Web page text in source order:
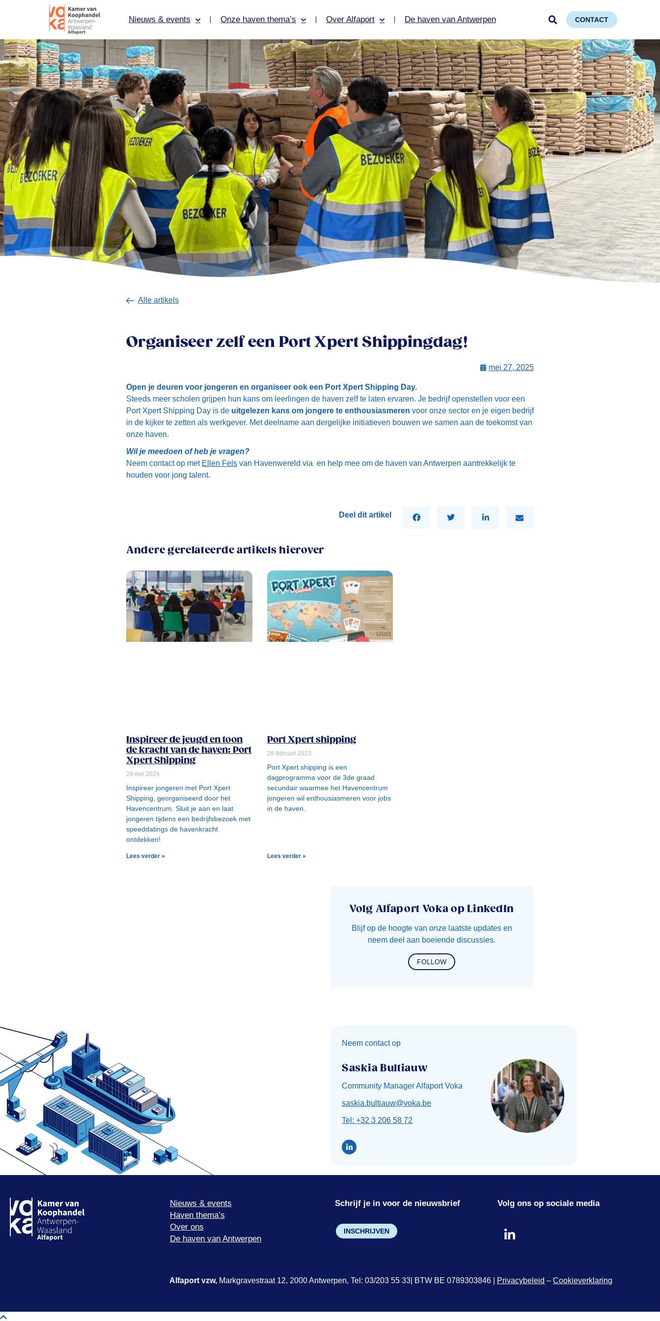
Nieuws & events Onze haven thema’s Over Alfaport De haven van Antwerpen CONTACT
Alle artikels
Organiseer zelf een Port Xpert Shippingdag!
mei 27, 2025
Open je deuren voor jongeren en organiseer ook een Port Xpert Shipping Day.
Steeds meer scholen grijpen hun kans om leerlingen de haven zelf te laten ervaren. Je bedrijf openstellen voor een
Port Xpert Shipping Day is de uitgelezen kans om jongere te enthousiasmeren voor onze sector en je eigen bedrijf
in de kijker te zetten als werkgever. Met deelname aan dergelijke initiatieven bouwen we samen aan de toekomst van
onze haven.
Wil je meedoen of heb je vragen?
Neem contact op met Ellen Fels van Havenwereld via en help mee om de haven van Antwerpen aantrekkelijk te
houden voor jong talent.
Deel dit artikel
Andere gerelateerde artikels hierover
Inspireer de jeugd en toon
de kracht van de haven: Port
Xpert Shipping
29 mei 2024
Inspireer jongeren met Port Xpert
Shipping, georganiseerd door het
Havencentrum. Sluit je aan en laat
jongeren tijdens een bedrijfsbezoek met
speeddatings de havenkracht
ontdekken!
Lees verder »
Port Xpert shipping
28 februari 2023
Port Xpert shipping is een
dagprogramma voor de 3de graad
secundair waarmee het Havencentrum
jongeren wil enthousiasmeren voor jobs
in de haven.
Lees verder »
Volg Alfaport Voka op LinkedIn
Blijf op de hoogte van onze laatste updates en
neem deel aan boeiende discussies.
FOLLOW
Neem contact op
Saskia Bultiauw
Community Manager Alfaport Voka
saskia.bultiauw@voka.be
Tel: +32 3 206 58 72
Nieuws & events
Haven thema’s
Over ons
De haven van Antwerpen
Schrijf je in voor de nieuwsbrief
INSCHRIJVEN
Volg ons op sociale media
Alfaport vzw, Markgravestraat 12, 2000 Antwerpen, Tel: 03/203 55 33| BTW BE 0789303846 | Privacybeleid – Cookieverklaring